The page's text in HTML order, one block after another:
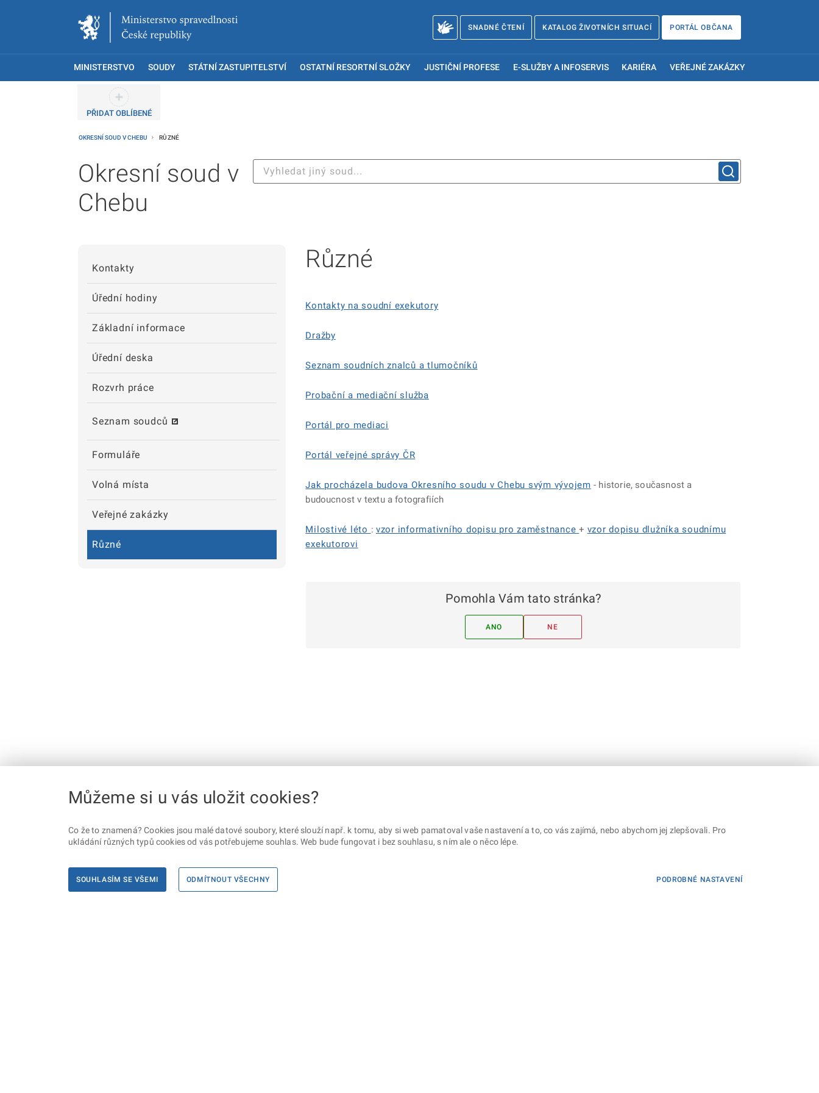
SNADNÉ ČTENÍ KATALOG ŽIVOTNÍCH SITUACÍ PORTÁL OBČANA
MINISTERSTVO SOUDY STÁTNÍ ZASTUPITELSTVÍ OSTATNÍ RESORTNÍ SLOŽKY JUSTIČNÍ PROFESE E-SLUŽBY A INFOSERVIS KARIÉRA VEŘEJNÉ ZAKÁZKY
PŘIDAT OBLÍBENÉ
OKRESNÍ SOUD V CHEBU RŮZNÉ
Okresní soud v
Chebu
Kontakty
Úřední hodiny
Základní informace
Úřední deska
Rozvrh práce
Seznam soudců
Formuláře
Volná místa
Veřejné zakázky
Různé
Různé
Kontakty na soudní exekutory
Dražby
Seznam soudních znalců a tlumočníků
Probační a mediační služba
Portál pro mediaci
Portál veřejné správy ČR
Jak procházela budova Okresního soudu v Chebu svým vývojem - historie, současnost a
budoucnost v textu a fotografiích
Milostivé léto : vzor informativního dopisu pro zaměstnance+ vzor dopisu dlužníka soudnímu
exekutorovi
Pomohla Vám tato stránka?
ANO NE
Můžeme si u vás uložit cookies?
Co že to znamená? Cookies jsou malé datové soubory, které slouží např. k tomu, aby si web pamatoval vaše nastavení a to, co vás zajímá, nebo abychom jej zlepšovali. Pro
ukládání různých typů cookies od vás potřebujeme souhlas. Web bude fungovat i bez souhlasu, s ním ale o něco lépe.
SOUHLASÍM SE VŠEMI ODMÍTNOUT VŠECHNY PODROBNÉ NASTAVENÍ